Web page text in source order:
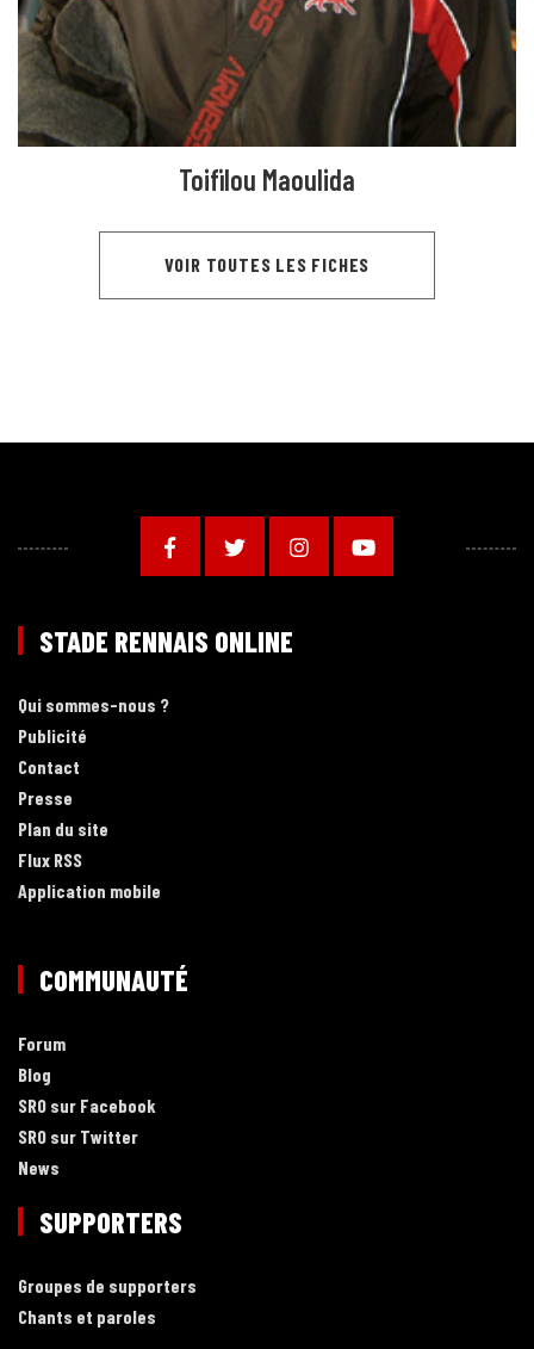
Toifilou Maoulida
VOIR TOUTES LES FICHES
STADE RENNAIS ONLINE
Qui sommes-nous ?
Publicité
Contact
Presse
Plan du site
Flux RSS
Application mobile
COMMUNAUTÉ
Forum
Blog
SRO sur Facebook
SRO sur Twitter
News
SUPPORTERS
Groupes de supporters
Chants et paroles